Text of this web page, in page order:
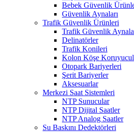
Bebek Güvenlik
Güvenlik Aynaları
Trafik Güvenlik Ürünleri
Trafik Güvenlik
Delinatörler
Trafik Konileri
Kolon Köşe
Otopark Bariyerleri
Şerit Bariyerler
Aksesuarlar
Merkezi Saat Sistemleri
NTP Sunucular
NTP Dijital Saatler
NTP Analog Saatler
Su Baskını Dedektörleri